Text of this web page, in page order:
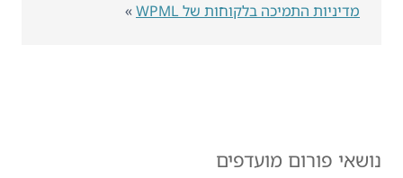
נושאי פורום מועדפים
מדיניות התמיכה בלקוחות של WPML »